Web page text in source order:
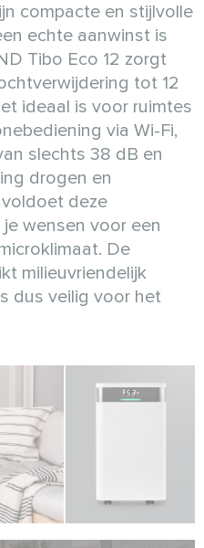
compacte en stijlvolle
echte aanwinst is
Tibo Eco 12 zorgt
tot 12
ideaal is voor ruimtes
via Wi-Fi,
slechts 38 dB en
drogen en
deze
wensen voor een
De
milieuvriendelijk
dus veilig voor het